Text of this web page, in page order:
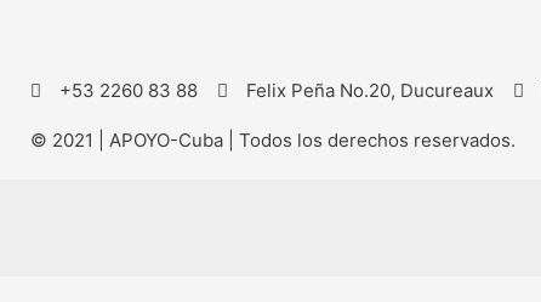
+53 2260 83 88 Felix Peña No.20, Ducureaux
© 2021 | APOYO-Cuba | Todos los derechos reservados.